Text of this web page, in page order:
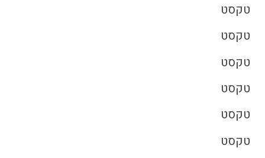
טקסט
טקסט
טקסט
טקסט
טקסט
טקסט